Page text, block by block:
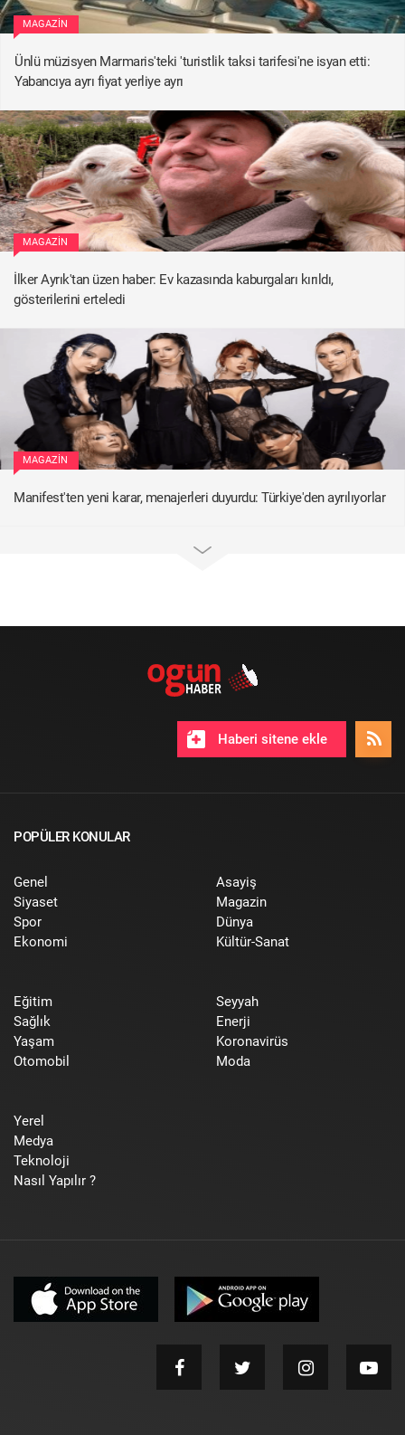
MAGAZIN
Ünlü müzisyen Marmaris'teki 'turistlik taksi tarifesi'ne isyan etti:
Yabancıya ayrı fiyat yerliye ayrı
MAGAZIN
İlker Ayrık'tan üzen haber: Ev kazasında kaburgaları kırıldı,
gösterilerini erteledi
MAGAZIN
Manifest'ten yeni karar, menajerleri duyurdu: Türkiye'den ayrılıyorlar
Haberi sitene ekle
POPÜLER KONULAR
Genel
Siyaset
Spor
Ekonomi
Asayiş
Magazin
Dünya
Kültür-Sanat
Eğitim
Sağlık
Yaşam
Otomobil
Seyyah
Enerji
Koronavirüs
Moda
Yerel
Medya
Teknoloji
Nasıl Yapılır ?